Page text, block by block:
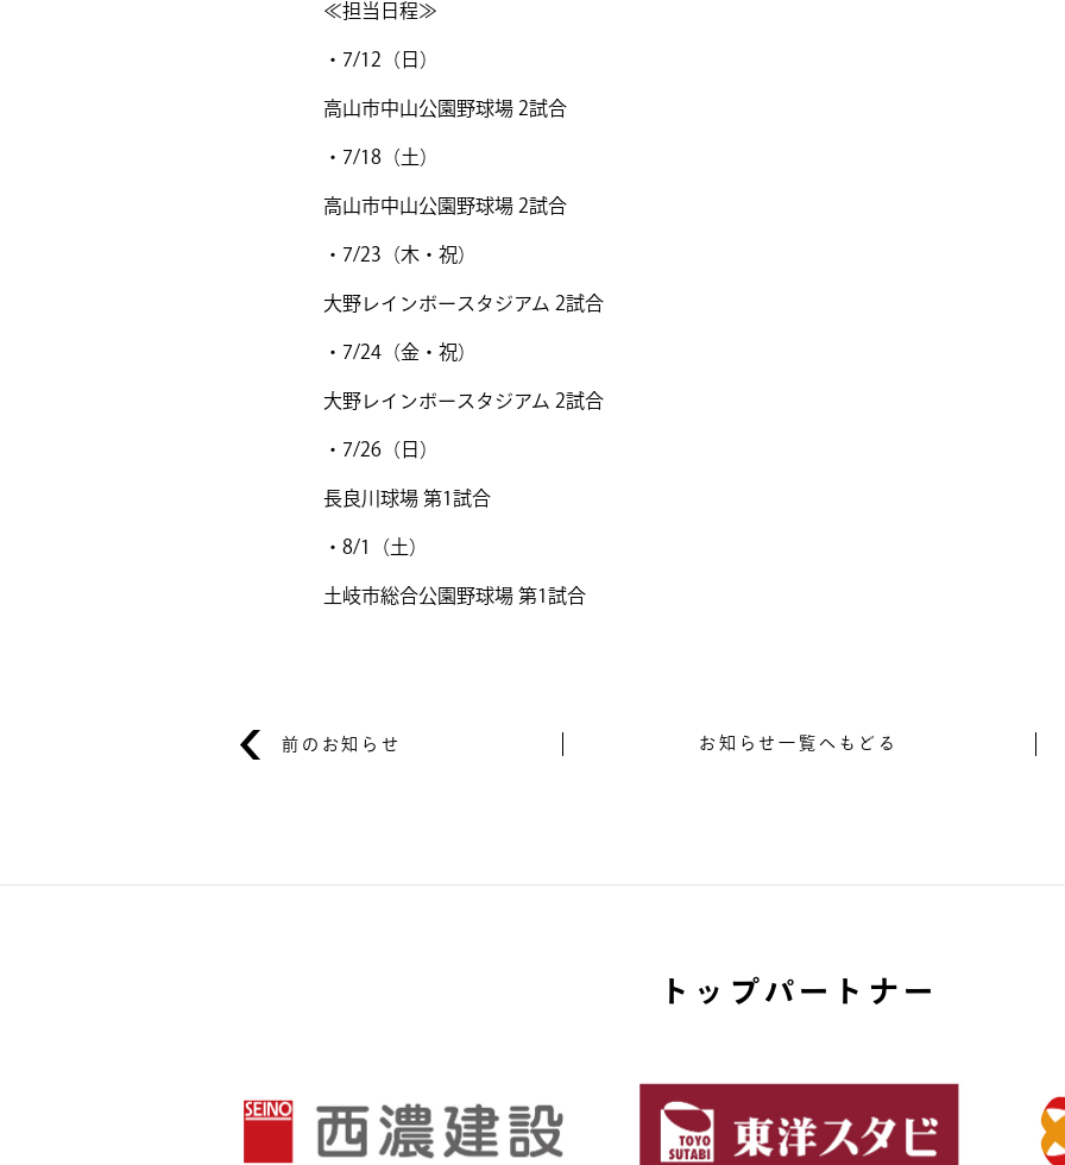
≪担当日程≫
・7/12（日）
高山市中山公園野球場 2試合
・7/18（土）
高山市中山公園野球場 2試合
・7/23（木・祝）
大野レインボースタジアム 2試合
・7/24（金・祝）
大野レインボースタジアム 2試合
・7/26（日）
長良川球場 第1試合
・8/1（土）
土岐市総合公園野球場 第1試合
前のお知らせ お知らせ一覧へもどる
トップパートナー